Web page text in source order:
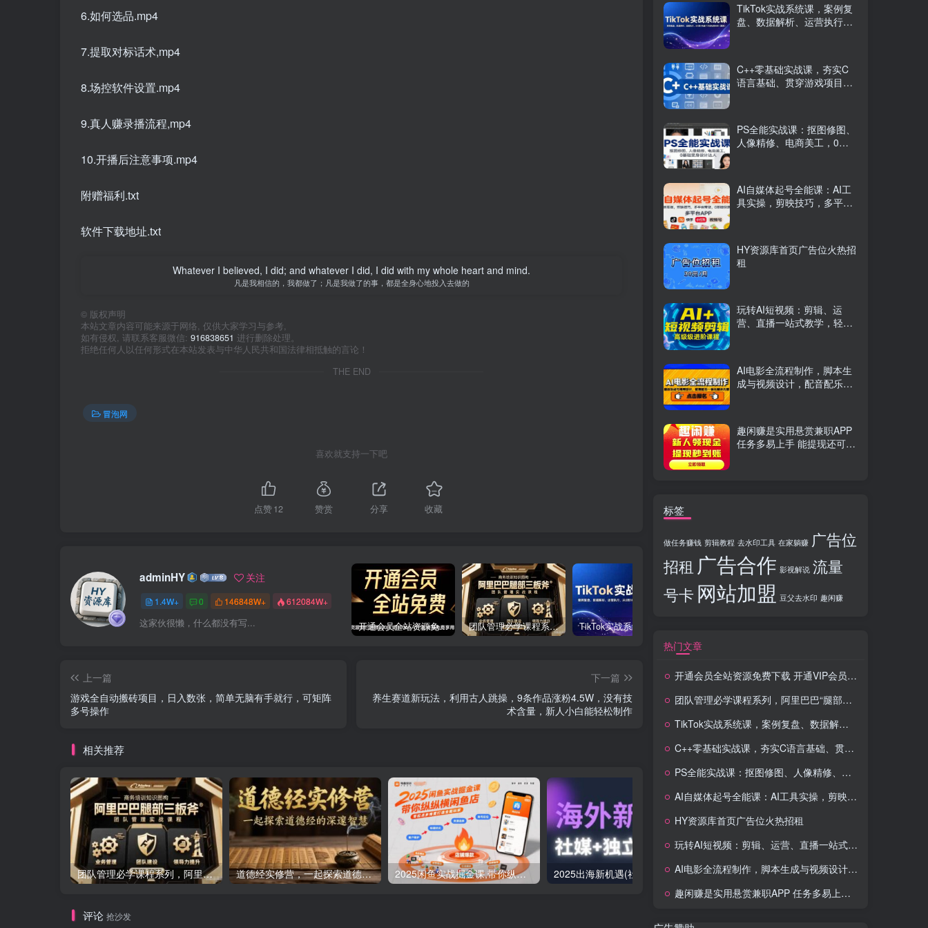
6.如何选品.mp4
7.提取对标话术,mp4
8.场控软件设置.mp4
9.真人赚录播流程,mp4
10.开播后注意事项.mp4
附赠福利.txt
软件下载地址.txt
Whatever I believed, I did; and whatever I did, I did with my whole heart and mind.
凡是我相信的，我都做了；凡是我做了的事，都是全身心地投入去做的
© 版权声明
本站文章内容可能来源于网络, 仅供大家学习与参考,
如有侵权, 请联系客服微信: 916838651 进行删除处理。
拒绝任何人以任何形式在本站发表与中华人民共和国法律相抵触的言论！
THE END
冒泡网
喜欢就支持一下吧
点赞12 赞赏 分享 收藏
adminHY 关注
1.4W+ 0 146848W+ 612084W+
这家伙很懒，什么都没有写... 开通会员全站资源免费下载 开通VIP会员 HY资源库 团队管理必学课程系列，阿里巴巴“腿部三板斧”
上一篇
游戏全自动搬砖项目，日入数张，简单无脑有手就行，可矩阵
多号操作
下一篇
养生赛道新玩法，利用古人跳操，9条作品涨粉4.5W，没有技
术含量，新人小白能轻松制作
相关推荐
团队管理必学课程系列，阿里巴巴“腿部三板斧” 道德经实修营，一起探索道德经的深邃智慧 2025闲鱼实战掘金课,带你纵横闲鱼店,零起点多维度打造全能玩家 2025出海新机遇(社媒+独立站),海外新机遇,实现独立站的高效运营与出海 室内外AI设计课,一站式覆盖建筑,室内,景观,平面,展陈五大热门品类,解锁设计行业的全新可能
评论 抢沙发
TikTok实战系统课，案例复
盘、数据解析、运营执行，
C++零基础实战课，夯实C
语言基础、贯穿游戏项目、
PS全能实战课：抠图修图、
人像精修、电商美工，0基
AI自媒体起号全能课：AI工
具实操，剪映技巧，多平台
HY资源库首页广告位火热招
租
玩转AI短视频：剪辑、运
营、直播一站式教学，轻松
AI电影全流程制作，脚本生
成与视频设计，配音配乐一
趣闲赚是实用悬赏兼职APP
任务多易上手 能提现还可邀
标签
做任务赚钱 剪辑教程 去水印工具 在家躺赚 广告位
招租 广告合作 影视解说 流量
号卡 网站加盟 豆父去水印 趣闲赚
热门文章
开通会员全站资源免费下载 开通VIP会员 HY资源库
团队管理必学课程系列，阿里巴巴“腿部三板斧”
TikTok实战系统课，案例复盘、数据解析、运营执行，从0到1构建千万级电商体系（更新）
C++零基础实战课，夯实C语言基础、贯穿游戏项目、掌握开发思维，学成可挑战月薪15K+岗位
PS全能实战课：抠图修图、人像精修、电商美工，0基础变身设计达人
AI自媒体起号全能课：AI工具实操，剪映技巧，多平台带货，0基础快速变现
HY资源库首页广告位火热招租
玩转AI短视频：剪辑、运营、直播一站式教学，轻松打造流量神话
AI电影全流程制作，脚本生成与视频设计，配音配乐一体化解决方案
趣闲赚是实用悬赏兼职APP 任务多易上手 能提现还可邀友分成